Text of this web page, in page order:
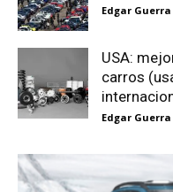
Edgar Guerra
USA:
carros
Edgar Guerra